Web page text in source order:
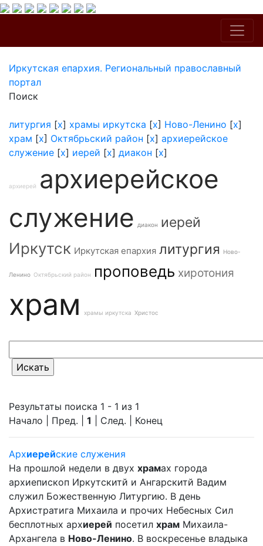
Иркутская епархия. Региональный православный
портал
Поиск
литургия [x] храмы иркутска [x] Ново-Ленино [x]
храм [x] Октябрьский район [x] архиерейское
служение [x] иерей [x] диакон [x]
архиерей
архиерейское
служение
диакон иерей
Иркутск Иркутская епархия литургия Ново-
Ленино Октябрьский район проповедь хиротония
храм храмы иркутска Христос
Результаты поиска 1 - 1 из 1
Начало | Пред. | 1 | След. | Конец
Архиерейские служения
На прошлой недели в двух храмах города
архиепископ Иркутскитй и Ангарскитй Вадим
служил Божественную Литургию. В день
Архистратига Михаила и прочих Небесных Сил
бесплотных архиерей посетил храм Михаила-
Архангела в Ново-Ленино. В воскресенье владыка